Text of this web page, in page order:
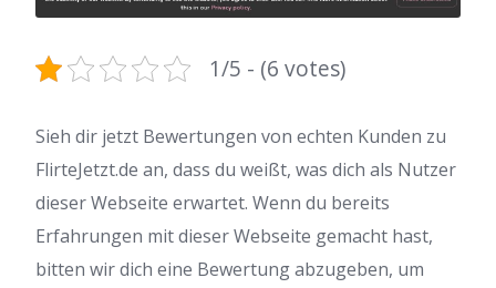
1/5 - (6 votes)
Sieh dir jetzt Bewertungen von echten Kunden zu
FlirteJetzt.de an, dass du weißt, was dich als Nutzer
dieser Webseite erwartet. Wenn du bereits
Erfahrungen mit dieser Webseite gemacht hast,
bitten wir dich eine Bewertung abzugeben, um